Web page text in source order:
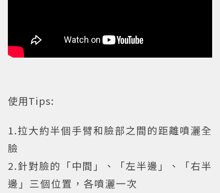
使用Tips:
1.拉大約半個手臂和臉部之間的距離噴灑全
臉
2.針對臉的「中間」、「左半邊」、「右半
邊」三個位置，各噴灑一次